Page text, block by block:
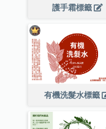
護手霜標籤
有機洗髮水標籤